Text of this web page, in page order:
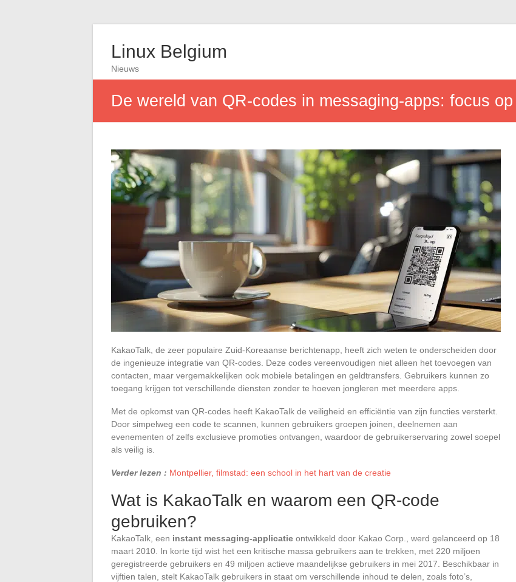
Linux Belgium
Nieuws
De wereld van QR-codes in messaging-apps: focus
KakaoTalk, de zeer populaire Zuid-Koreaanse berichtenapp, heeft zich weten te onderscheiden door
de ingenieuze integratie van QR-codes. Deze codes vereenvoudigen niet alleen het toevoegen van
contacten, maar vergemakkelijken ook mobiele betalingen en geldtransfers. Gebruikers kunnen zo
toegang krijgen tot verschillende diensten zonder te hoeven jongleren met meerdere apps.
Met de opkomst van QR-codes heeft KakaoTalk de veiligheid en efficiëntie van zijn functies versterkt.
Door simpelweg een code te scannen, kunnen gebruikers groepen joinen, deelnemen aan
evenementen of zelfs exclusieve promoties ontvangen, waardoor de gebruikerservaring zowel soepel
als veilig is.
Verder lezen : Montpellier, filmstad: een school in het hart van de creatie
Wat is KakaoTalk en waarom een QR-code
gebruiken?
KakaoTalk, een instant messaging-applicatie ontwikkeld door Kakao Corp., werd gelanceerd op 18
maart 2010. In korte tijd wist het een kritische massa gebruikers aan te trekken, met 220 miljoen
geregistreerde gebruikers en 49 miljoen actieve maandelijkse gebruikers in mei 2017. Beschikbaar in
vijftien talen, stelt KakaoTalk gebruikers in staat om verschillende inhoud te delen, zoals foto’s,